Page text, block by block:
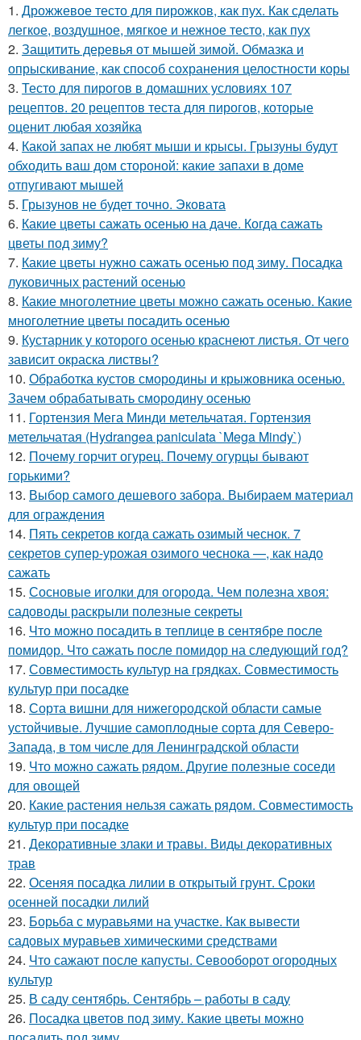
1. Дрожжевое тесто для пирожков, как пух. Как сделать
легкое, воздушное, мягкое и нежное тесто, как пух
2. Защитить деревья от мышей зимой. Обмазка и
опрыскивание, как способ сохранения целостности коры
3. Тесто для пирогов в домашних условиях 107
рецептов. 20 рецептов теста для пирогов, которые
оценит любая хозяйка
4. Какой запах не любят мыши и крысы. Грызуны будут
обходить ваш дом стороной: какие запахи в доме
отпугивают мышей
5. Грызунов не будет точно. Эковата
6. Какие цветы сажать осенью на даче. Когда сажать
цветы под зиму?
7. Какие цветы нужно сажать осенью под зиму. Посадка
луковичных растений осенью
8. Какие многолетние цветы можно сажать осенью. Какие
многолетние цветы посадить осенью
9. Кустарник у которого осенью краснеют листья. От чего
зависит окраска листвы?
10. Обработка кустов смородины и крыжовника осенью.
Зачем обрабатывать смородину осенью
11. Гортензия Мега Минди метельчатая. Гортензия
метельчатая (Hydrangea paniculata `Mega Mindy`)
12. Почему горчит огурец. Почему огурцы бывают
горькими?
13. Выбор самого дешевого забора. Выбираем материал
для ограждения
14. Пять секретов когда сажать озимый чеснок. 7
секретов супер-урожая озимого чеснока —, как надо
сажать
15. Сосновые иголки для огорода. Чем полезна хвоя:
садоводы раскрыли полезные секреты
16. Что можно посадить в теплице в сентябре после
помидор. Что сажать после помидор на следующий год?
17. Совместимость культур на грядках. Совместимость
культур при посадке
18. Сорта вишни для нижегородской области самые
устойчивые. Лучшие самоплодные сорта для Северо-
Запада, в том числе для Ленинградской области
19. Что можно сажать рядом. Другие полезные соседи
для овощей
20. Какие растения нельзя сажать рядом. Совместимость
культур при посадке
21. Декоративные злаки и травы. Виды декоративных
трав
22. Осеняя посадка лилии в открытый грунт. Сроки
осенней посадки лилий
23. Борьба с муравьями на участке. Как вывести
садовых муравьев химическими средствами
24. Что сажают после капусты. Севооборот огородных
культур
25. В саду сентябрь. Сентябрь – работы в саду
26. Посадка цветов под зиму. Какие цветы можно